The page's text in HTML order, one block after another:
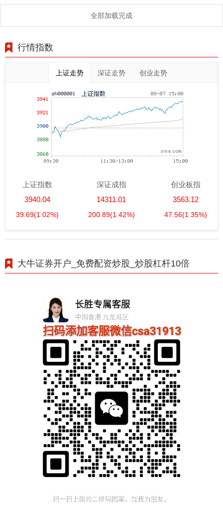
长！
全部加载完成
行情指数
上证走势 深证走势 创业走势
上证指数
3940.04
39.69(1.02%)
深证成指
14311.01
200.89(1.42%)
创业板指
3563.12
47.56(1.35%)
大牛证券开户_免费配资炒股_炒股杠杆10倍